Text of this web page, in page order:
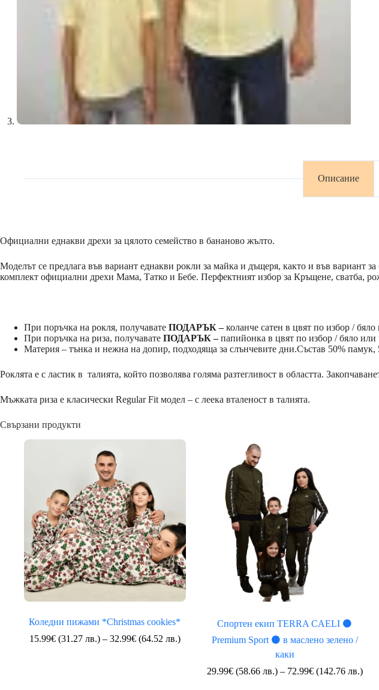
Описание
Официални еднакви дрехи за цялото семейство в бананово жълто.
Моделът се предлага във вариант еднакви рокли за майка и дъщеря, както и във вариант
комплект официални дрехи Мама, Татко и Бебе. Перфектният избор за Кръщене, сватба,
При поръчка на рокля, получавате ПОДАРЪК –коланче сатен в цвят по избор /
При поръчка на риза, получавате ПОДАРЪК –папийонка в цвят по избор / бяло или
Материя – тънка и нежна на допир, подходяща за слънчевите дни.Състав 50% памук,
Роклята е с ластик в талията, който позволява голяма разтегливост в областта.
Мъжката риза е класически Regular Fit модел – с леека вталеност в талията.
Свързани продукти
Коледни пижами *Christmas cookies*
15.99€(31.27 лв.) – 32.99€(64.52 лв.)Price
Спортен екип TERRA CAELI ⚫
Premium Sport ⚫ в маслено зелено /
каки
29.99€(58.66 лв.) – 72.99€(142.76 лв.)Price